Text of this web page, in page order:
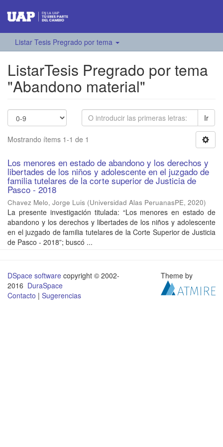
Listar Tesis Pregrado por tema
ListarTesis Pregrado por tema
"Abandono material"
Ir
Mostrando ítems 1-1 de 1
Los menores en estado de abandono y los derechos y
libertades de los niños y adolescente en el juzgado de
familia tutelares de la corte superior de Justicia de
Pasco - 2018
Chavez Melo, Jorge Luis (Universidad Alas PeruanasPE, 2020)
La presente investigación titulada: “Los menores en estado de
abandono y los derechos y libertades de los niños y adolescente
en el juzgado de familia tutelares de la Corte Superior de Justicia
de Pasco - 2018”; buscó ...
DSpace software copyright © 2002-
2016 DuraSpace
Contacto | Sugerencias
Theme by